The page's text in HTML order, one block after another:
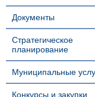
Документы
Стратегическое
планирование
Муниципальные
Конкурсы и закупки